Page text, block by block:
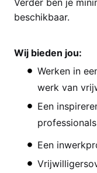
Verder ben je
beschikbaar.
Wij bieden jou:
Werken in
werk van
Een
Een